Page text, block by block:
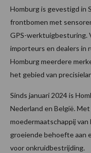
Homburg is gevestigd in
frontbomen met
GPS-werktuigbesturing.
importeurs en dealers in
Homburg meerdere
het gebied van
Sinds januari 2024 is
Nederland en België.
moedermaatschappij
groeiende behoefte aan
voor onkruidbestrijding.